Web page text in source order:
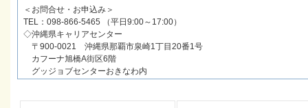
＜お問合せ・お申込み＞
TEL：098-866-5465 （平日9:00～17:00）
◇沖縄県キャリアセンター
〒900-0021 沖縄県那覇市泉崎1丁目20番1号
カフーナ旭橋A街区6階
グッジョブセンターおきなわ内